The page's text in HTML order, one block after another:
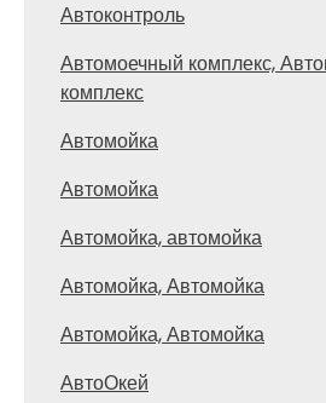
Автоконтроль
Автомоечный комплекс,
комплекс
Автомойка
Автомойка
Автомойка, автомойка
Автомойка, Автомойка
Автомойка, Автомойка
АвтоОкей